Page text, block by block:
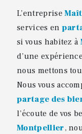
L’entreprise
services en
si vous habitez à
d’une
nous mettons
Nous vous
partage des
l’écoute de vos
Montpellier,